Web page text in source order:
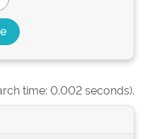
time: 0.002 seconds).